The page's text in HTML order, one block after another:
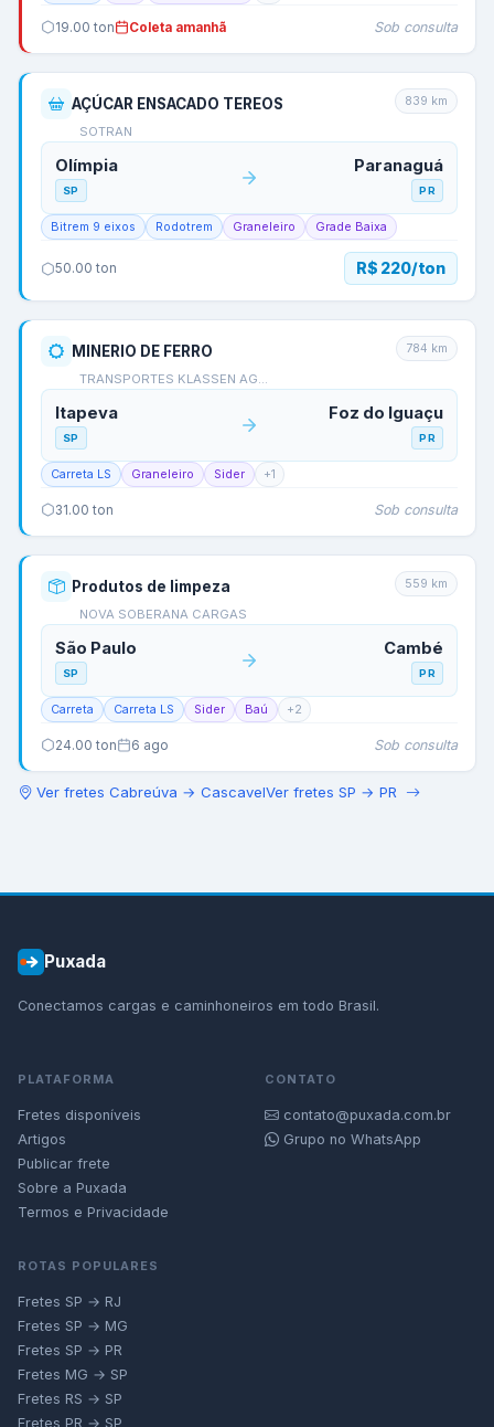
19.00 ton Coleta amanhã Sob consulta
AÇÚCAR ENSACADO TEREOS
SOTRAN
839 km
Olímpia
SP
Paranaguá
PR
Bitrem 9 eixos Rodotrem Graneleiro Grade Baixa
50.00 ton R$ 220/ton
MINERIO DE FERRO
TRANSPORTES KLASSEN AG…
784 km
Itapeva
SP
Foz do Iguaçu
PR
Carreta LS Graneleiro Sider +1
31.00 ton Sob consulta
Produtos de limpeza
NOVA SOBERANA CARGAS
559 km
São Paulo
SP
Cambé
PR
Carreta Carreta LS Sider Baú +2
24.00 ton 6 ago Sob consulta
Ver fretes Cabreúva → CascavelVer fretes SP → PR
Puxada
Conectamos cargas e caminhoneiros em todo Brasil.
PLATAFORMA
Fretes disponíveis
Artigos
Publicar frete
Sobre a Puxada
Termos e Privacidade
CONTATO
contato@puxada.com.br
Grupo no WhatsApp
ROTAS POPULARES
Fretes SP → RJ
Fretes SP → MG
Fretes SP → PR
Fretes MG → SP
Fretes RS → SP
Fretes PR → SP